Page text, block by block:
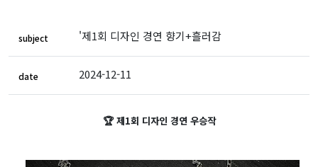
subject '제1회 디자인 경연 향기+흘러감
date 2024-12-11
🏆 제1회 디자인 경연 우승작